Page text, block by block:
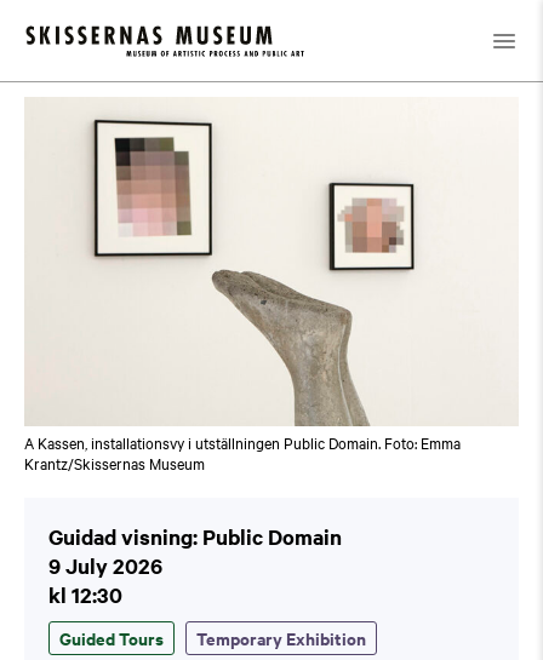
Calendar / Guidad visning: Public Domain
A Kassen, installationsvy i utställningen Public Domain. Foto: Emma
Krantz/Skissernas Museum
Guidad visning: Public Domain
9 July 2026
kl 12:30
Guided Tours Temporary Exhibition